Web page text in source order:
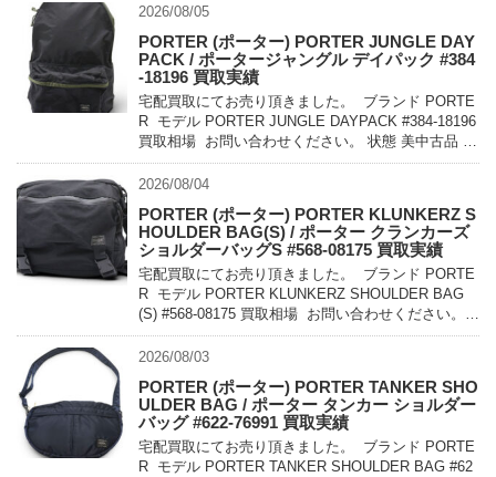
2026/08/05
PORTER (ポーター) PORTER JUNGLE DAY
PACK / ポータージャングル デイパック #384
-18196 買取実績
宅配買取にてお売り頂きました。 ブランド PORTE
R モデル PORTER JUNGLE DAYPACK #384-18196
買取相場 お問い合わせください。 状態 美中古品 軽
量でコンパクトに持ち運べるパッカ […]
2026/08/04
PORTER (ポーター) PORTER KLUNKERZ S
HOULDER BAG(S) / ポーター クランカーズ
ショルダーバッグS #568-08175 買取実績
宅配買取にてお売り頂きました。 ブランド PORTE
R モデル PORTER KLUNKERZ SHOULDER BAG
(S) #568-08175 買取相場 お問い合わせください。
状態 美中古品 メッセンジャー […]
2026/08/03
PORTER (ポーター) PORTER TANKER SHO
ULDER BAG / ポーター タンカー ショルダー
バッグ #622-76991 買取実績
宅配買取にてお売り頂きました。 ブランド PORTE
R モデル PORTER TANKER SHOULDER BAG #62